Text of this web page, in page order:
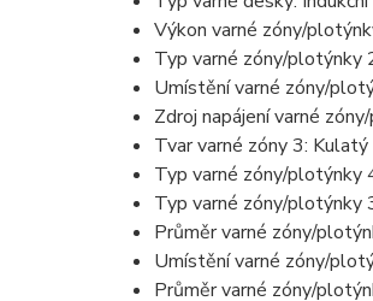
Výkon varné zóny/
Typ varné zóny/plotýnky
Umístění varné zóny/
Zdroj napájení varné
Tvar varné zóny 3: Kulatý
Typ varné zóny/plotýnky
Typ varné zóny/plotýnky
Průměr varné zóny/
Umístění varné zóny/
Průměr varné zóny/